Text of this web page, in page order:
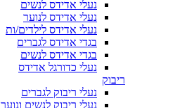
נעלי אדידס לנשים
נעלי אדידס לנוער
נעלי אדידס לילדים/ות
בגדי אדידס לגברים
בגדי אדידס לנשים
נעלי כדורגל אדידס
ריבוק
נעלי ריבוק לגברים
נעלי ריבוק לנשים ונוער